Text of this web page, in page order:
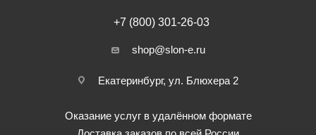
+7 (800) 301-26-03
shop@slon-e.ru
Екатеринбург, ул. Блюхера 2
Оказание услуг в удалённом формате